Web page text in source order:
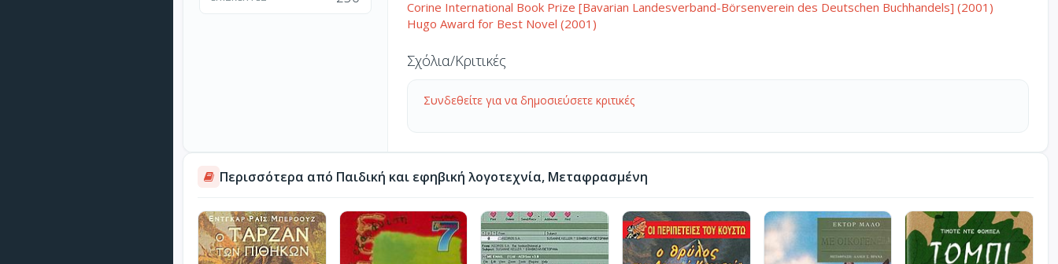
Corine International Book Prize [Bavarian Landesverband-Börsenverein des Deutschen Buchhandels] (2001)
Hugo Award for Best Novel (2001)
Σχόλια/Κριτικές
Συνδεθείτε για να δημοσιεύσετε κριτικές
Περισσότερα από Παιδική και εφηβική λογοτεχνία, Μεταφρασμένη